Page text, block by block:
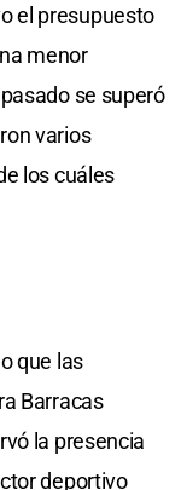
el presupuesto
menor
se superó
varios
los cuáles
que las
Barracas
la presencia
deportivo